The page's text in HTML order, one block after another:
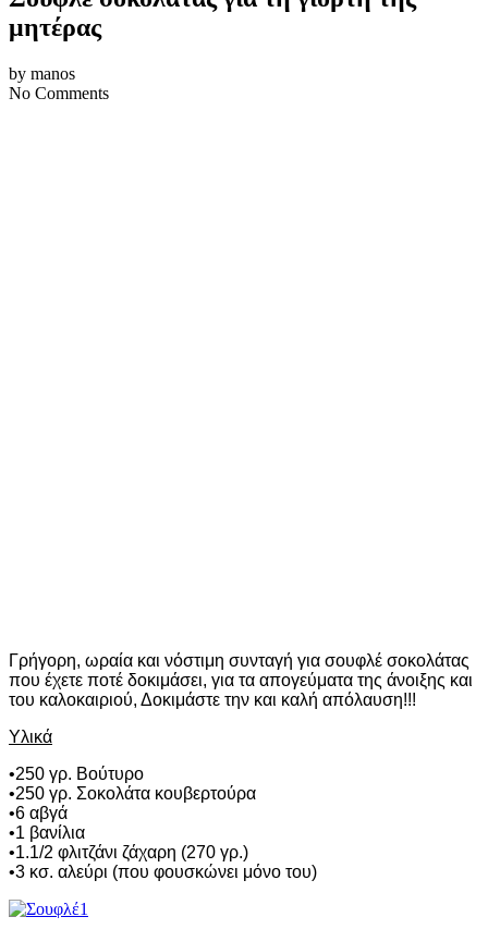
μητέρας
by manos
No Comments
Γρήγορη, ωραία και νόστιμη συνταγή για σουφλέ σοκολάτας
που έχετε ποτέ δοκιμάσει, για τα απογεύματα της άνοιξης και
του καλοκαιριού, Δοκιμάστε την και καλή απόλαυση!!!
Υλικά
•250 γρ. Βούτυρο
•250 γρ. Σοκολάτα κουβερτούρα
•6 αβγά
•1 βανίλια
•1.1/2 φλιτζάνι ζάχαρη (270 γρ.)
•3 κσ. αλεύρι (που φουσκώνει μόνο του)